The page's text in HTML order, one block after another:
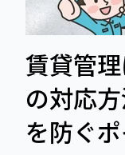
賃貸管
の対応
を防ぐ